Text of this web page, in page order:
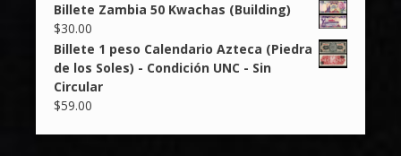
Billete Zambia 50 Kwachas (Building)
$30.00
Billete 1 peso Calendario Azteca (Piedra
de los Soles) - Condición UNC - Sin
Circular
$59.00